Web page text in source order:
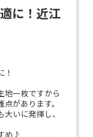
に！近江
！
地一枚ですから
があります。
いに発揮し、
め♪